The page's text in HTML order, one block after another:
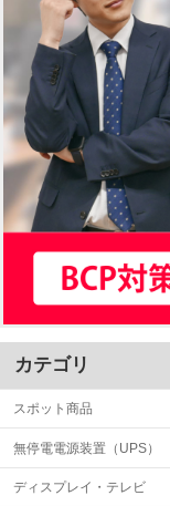
カテゴリ
スポット商品
無停電電源装置（UPS）
ディスプレイ・テレビ